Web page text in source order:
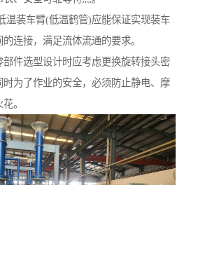
温装车臂(低温鹤管)应能保证实现装车
连接，满足流体流通的要求。
部件选型设计时应考虑更换旋转接头密
时为了作业的安全，必须防止静电、摩
。